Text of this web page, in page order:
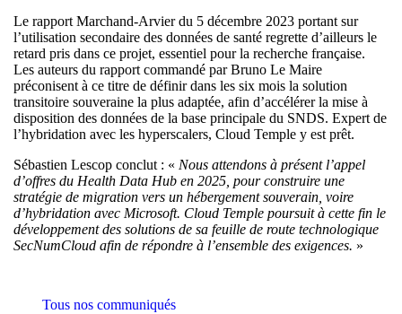
Le rapport Marchand-Arvier du 5 décembre 2023 portant sur
l’utilisation secondaire des données de santé regrette d’ailleurs le
retard pris dans ce projet, essentiel pour la recherche française.
Les auteurs du rapport commandé par Bruno Le Maire
préconisent à ce titre de définir dans les six mois la solution
transitoire souveraine la plus adaptée, afin d’accélérer la mise à
disposition des données de la base principale du SNDS. Expert de
l’hybridation avec les hyperscalers, Cloud Temple y est prêt.
Sébastien Lescop conclut : « Nous attendons à présent l’appel
d’offres du Health Data Hub en 2025, pour construire une
stratégie de migration vers un hébergement souverain, voire
d’hybridation avec Microsoft. Cloud Temple poursuit à cette fin le
développement des solutions de sa feuille de route technologique
SecNumCloud afin de répondre à l’ensemble des exigences. »
Tous nos communiqués